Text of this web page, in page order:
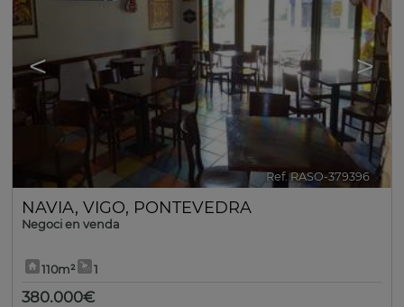
< >
Ref. RASO-379396 🔗
NAVIA, VIGO, PONTEVEDRA
Negoci en venda
110m² 1
380.000€